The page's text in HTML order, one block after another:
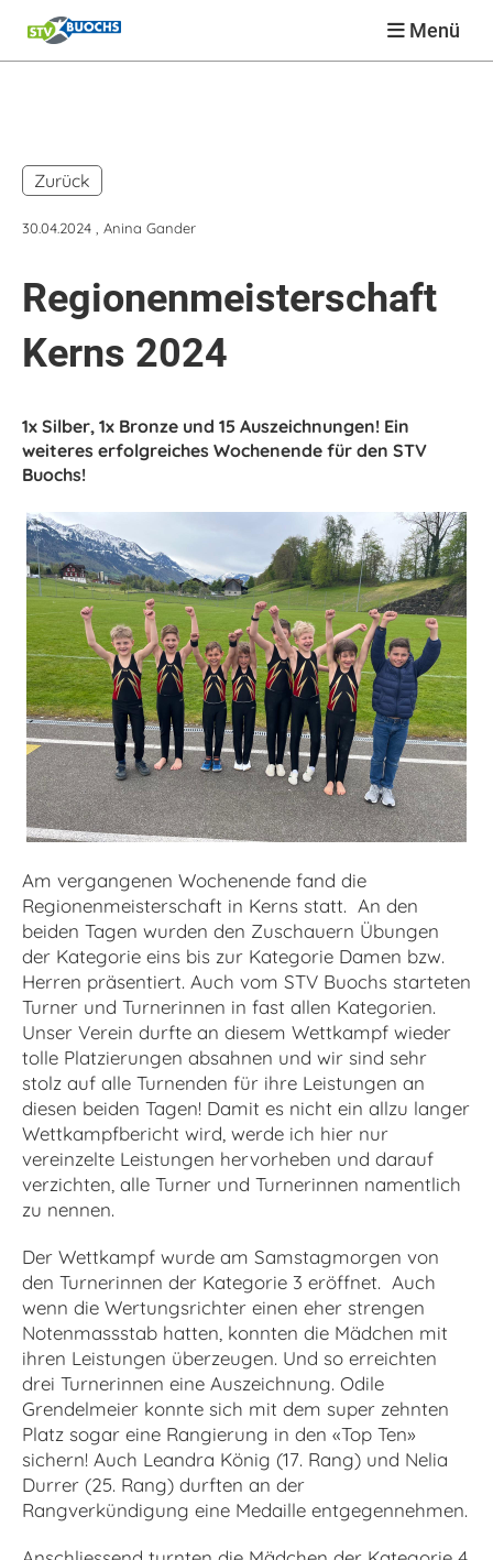
Menü
Zurück
30.04.2024 , Anina Gander
Regionenmeisterschaft
Kerns 2024
1x Silber, 1x Bronze und 15 Auszeichnungen! Ein
weiteres erfolgreiches Wochenende für den STV
Buochs!
Am vergangenen Wochenende fand die
Regionenmeisterschaft in Kerns statt. An den
beiden Tagen wurden den Zuschauern Übungen
der Kategorie eins bis zur Kategorie Damen bzw.
Herren präsentiert. Auch vom STV Buochs starteten
Turner und Turnerinnen in fast allen Kategorien.
Unser Verein durfte an diesem Wettkampf wieder
tolle Platzierungen absahnen und wir sind sehr
stolz auf alle Turnenden für ihre Leistungen an
diesen beiden Tagen! Damit es nicht ein allzu langer
Wettkampfbericht wird, werde ich hier nur
vereinzelte Leistungen hervorheben und darauf
verzichten, alle Turner und Turnerinnen namentlich
zu nennen.
Der Wettkampf wurde am Samstagmorgen von
den Turnerinnen der Kategorie 3 eröffnet. Auch
wenn die Wertungsrichter einen eher strengen
Notenmassstab hatten, konnten die Mädchen mit
ihren Leistungen überzeugen. Und so erreichten
drei Turnerinnen eine Auszeichnung. Odile
Grendelmeier konnte sich mit dem super zehnten
Platz sogar eine Rangierung in den «Top Ten»
sichern! Auch Leandra König (17. Rang) und Nelia
Durrer (25. Rang) durften an der
Rangverkündigung eine Medaille entgegennehmen.